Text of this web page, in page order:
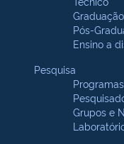
Graduação
Pós-
Ensino a
Pesquisa
Programas
Grupos e